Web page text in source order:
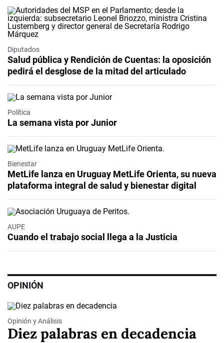
Diputados
Salud pública y Rendición de Cuentas: la oposición
pedirá el desglose de la mitad del articulado
Política
La semana vista por Junior
Bienestar
MetLife lanza en Uruguay MetLife Orienta, su nueva
plataforma integral de salud y bienestar digital
AUPE
Cuando el trabajo social llega a la Justicia
OPINIÓN
Opinión y Análisis
Diez palabras en decadencia